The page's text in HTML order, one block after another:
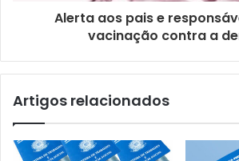
Alerta aos pais e
vacinação contra a
Artigos relacionados